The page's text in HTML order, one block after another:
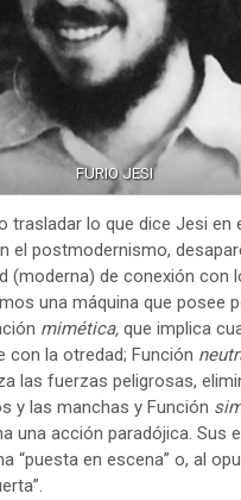
FURIO JESI
trasladar lo que dice Jesi en
el postmodernismo,
(moderna) de conexión con
una máquina que posee
mimética, que implica
con la otredad; Función
las fuerzas peligrosas,
y las manchas y Función
una acción paradójica. Sus
“puesta en escena” o, al